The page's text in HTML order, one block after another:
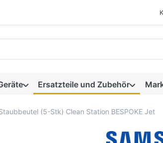
ein. Während Sie tippen, erscheinen
Ersatzteile und Zubehör
(5-Stk) Clean Station BESPOKE Jet